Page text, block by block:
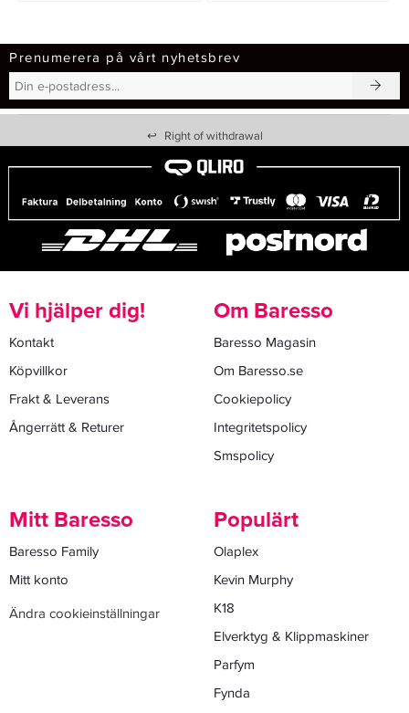
Prenumerera på vårt nyhetsbrev
↩ Right of withdrawal
Vi hjälper dig!
Kontakt
Köpvillkor
Frakt & Leverans
Ångerrätt & Returer
Om Baresso
Baresso Magasin
Om Baresso.se
Cookiepolicy
Integritetspolicy
Smspolicy
Mitt Baresso
Baresso Family
Mitt konto
Ändra cookieinställningar
Populärt
Olaplex
Kevin Murphy
K18
Elverktyg & Klippmaskiner
Parfym
Fynda